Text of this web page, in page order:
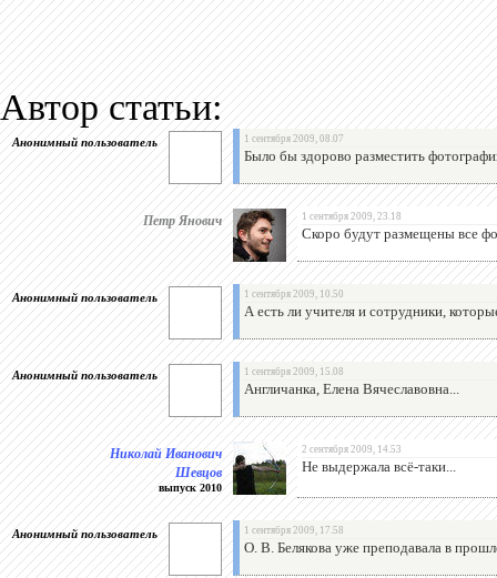
Автор статьи:
Анонимный пользователь 1 сентября 2009, 08.07
Было бы здорово разместить
Петр Янович 1 сентября 2009, 23.18
Скоро будут размещены все
Анонимный пользователь 1 сентября 2009, 10.50
А есть ли учителя и сотрудники,
Анонимный пользователь 1 сентября 2009, 15.08
Англичанка, Елена Вячеславовна...
Николай Иванович
Шевцов
выпуск 2010
2 сентября 2009, 14.53
Не выдержала всё-таки...
Анонимный пользователь 1 сентября 2009, 17.58
О. В. Белякова уже преподавала в